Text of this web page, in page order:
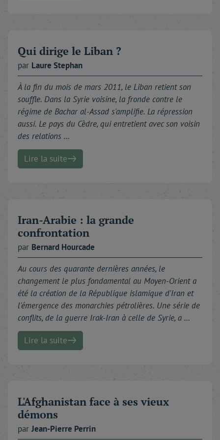
Qui dirige le Liban ?
par Laure Stephan
À la fin du mois de mars 2011, le Liban retient son
souffle. Dans la Syrie voisine, la fronde contre le
régime de Bachar al-Assad s'amplifie. La répression
aussi. Le pays du Cèdre, qui entretient avec son voisin
des relations …
Lire la suite
Iran-Arabie : la grande
confrontation
par Bernard Hourcade
Au cours des quarante dernières années, le
changement le plus fondamental au Moyen-Orient a
été la création de la République islamique d'Iran et
l'émergence des monarchies pétrolières. Une série de
conflits, de la guerre Irak-Iran à celle de Syrie, a …
Lire la suite
L'Afghanistan face à ses vieux
démons
parJean-Pierre Perrin